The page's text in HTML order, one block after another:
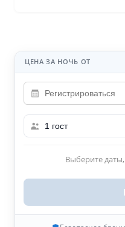
ЦЕНА ЗА НОЧЬ ОТ
1 гост
Выберите